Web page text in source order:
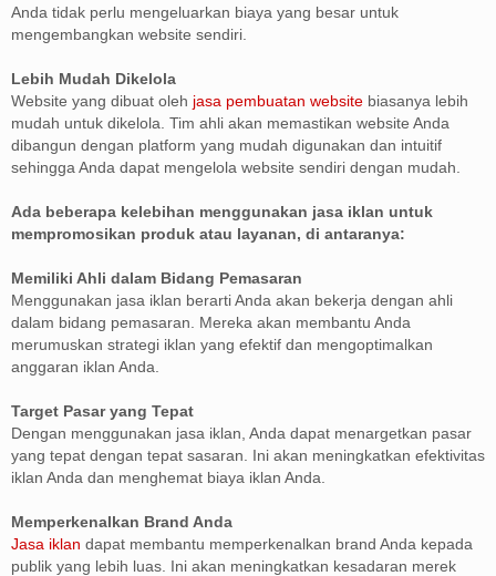
Anda tidak perlu mengeluarkan biaya yang besar untuk
mengembangkan website sendiri.
Lebih Mudah Dikelola
Website yang dibuat oleh jasa pembuatan website biasanya lebih
mudah untuk dikelola. Tim ahli akan memastikan website Anda
dibangun dengan platform yang mudah digunakan dan intuitif
sehingga Anda dapat mengelola website sendiri dengan mudah.
Ada beberapa kelebihan menggunakan jasa iklan untuk
mempromosikan produk atau layanan, di antaranya:
Memiliki Ahli dalam Bidang Pemasaran
Menggunakan jasa iklan berarti Anda akan bekerja dengan ahli
dalam bidang pemasaran. Mereka akan membantu Anda
merumuskan strategi iklan yang efektif dan mengoptimalkan
anggaran iklan Anda.
Target Pasar yang Tepat
Dengan menggunakan jasa iklan, Anda dapat menargetkan pasar
yang tepat dengan tepat sasaran. Ini akan meningkatkan efektivitas
iklan Anda dan menghemat biaya iklan Anda.
Memperkenalkan Brand Anda
Jasa iklan dapat membantu memperkenalkan brand Anda kepada
publik yang lebih luas. Ini akan meningkatkan kesadaran merek